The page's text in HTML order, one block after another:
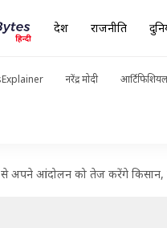
देश राजनीति
नरेंद्र मोदी
अपने आंदोलन को तेज करेंगे किसान,